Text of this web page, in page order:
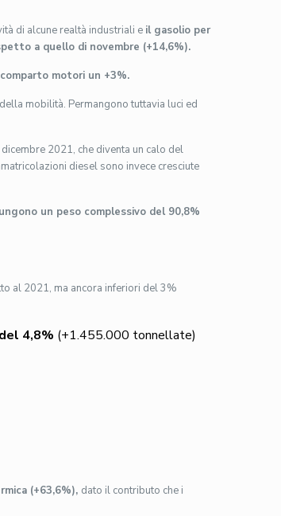
di alcune realtà industriali e il gasolio per
a quello di novembre (+14,6%).
comparto motori un +3%.
mobilità. Permangono tuttavia luci ed
2021, che diventa un calo del
diesel sono invece cresciute
un peso complessivo del 90,8%
al 2021, ma ancora inferiori del 3%
4,8% (+1.455.000 tonnellate)
(+63,6%), dato il contributo che i